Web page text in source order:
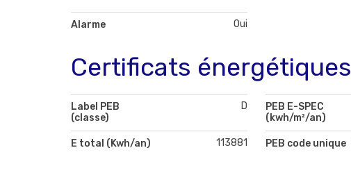
Alarme Oui
Certificats énergétiques
Label PEB
(classe)
D
PEB E-SPEC
(kwh/m²/an)
E total (Kwh/an) 113881 PEB code unique